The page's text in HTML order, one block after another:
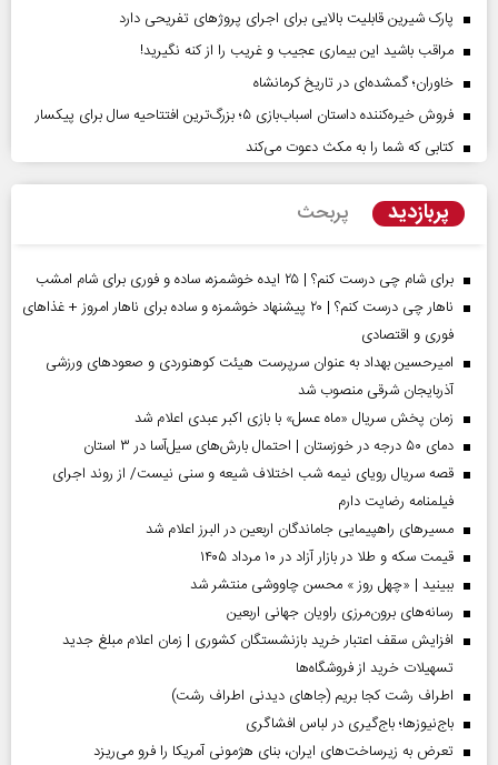
پارک شیرین قابلیت‌ بالایی برای اجرای پروژهای تفریحی دارد
مراقب باشید این بیماری عجیب و غریب را از کنه نگیرید!
خاوران؛ گمشده‌ای در تاریخ کرمانشاه
فروش خیره‌کننده داستان اسباب‌بازی ۵؛ بزرگ‌ترین افتتاحیه سال برای پیکسار
کتابی که شما را به مکث دعوت می‌کند
پربازدید پربحث
برای شام چی درست کنم؟ | ۲۵ ایده خوشمزه، ساده و فوری برای شام امشب
ناهار چی درست کنم؟ | ۲۰ پیشنهاد خوشمزه و ساده برای ناهار امروز + غذاهای
فوری و اقتصادی
امیرحسین بهداد به عنوان سرپرست هیئت کوهنوردی و صعودهای ورزشی
آذربایجان شرقی منصوب شد
زمان پخش سریال «ماه عسل» با بازی اکبر عبدی اعلام شد
دمای ۵۰ درجه در خوزستان | احتمال بارش‌های سیل‌آسا در ۳ استان
قصه سریال رویای نیمه شب اختلاف شیعه و سنی نیست/ از روند اجرای
فیلمنامه رضایت دارم
مسیر‌های راهپیمایی جاماندگان اربعین در البرز اعلام شد
قیمت سکه و طلا در بازار آزاد در ۱۰ مرداد ۱۴۰۵
ببینید | «چهل روز » محسن چاووشی منتشر شد
رسانه‌های برون‌مرزی راویان جهانی اربعین
افزایش سقف اعتبار خرید بازنشستگان کشوری | زمان اعلام مبلغ جدید
تسهیلات خرید از فروشگاه‌ها
اطراف رشت کجا بریم (جاهای دیدنی اطراف رشت)
باج‌نیوزها؛ باج‌گیری در لباس افشاگری
تعرض به زیرساخت‌های ایران، بنای هژمونی آمریکا را فرو می‌ریزد